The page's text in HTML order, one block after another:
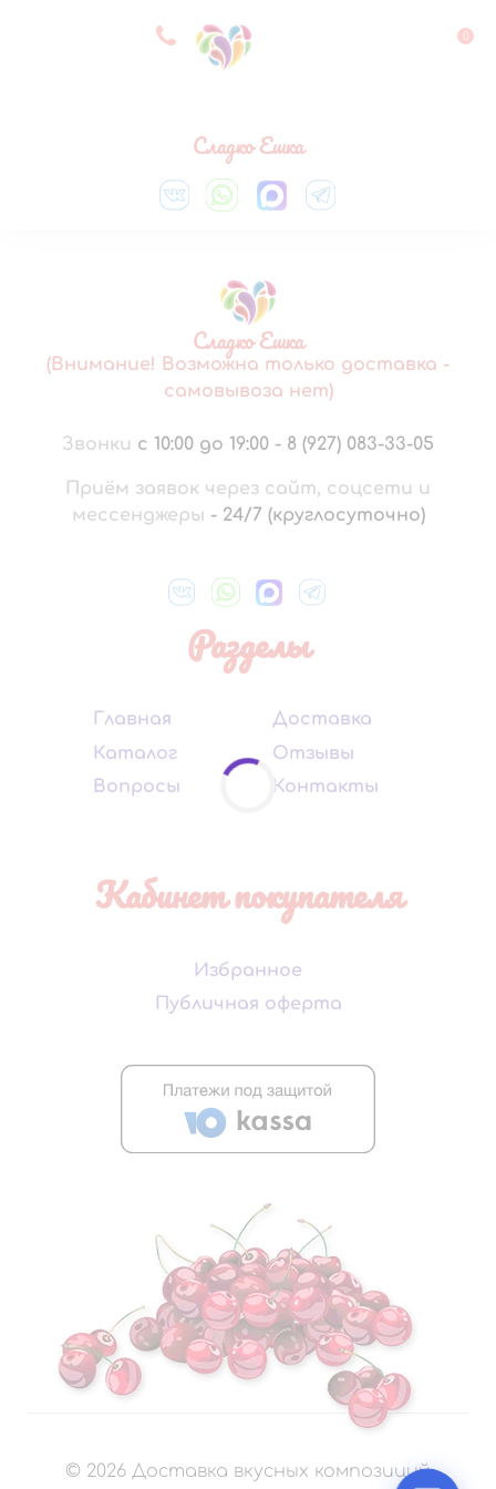
8 927 083 33 05 0
Сладко Ешка
Сладко Ешка
(Внимание! Возможна только доставка -
самовывоза нет)
Звонки с 10:00 до 19:00 - 8 (927) 083-33-05
Приём заявок через сайт, соцсети и
мессенджеры - 24/7 (круглосуточно)
Разделы
Главная
Каталог
Вопросы
Доставка
Отзывы
Контакты
Кабинет покупателя
Избранное
Публичная оферта
© 2026 Доставка вкусных композиций